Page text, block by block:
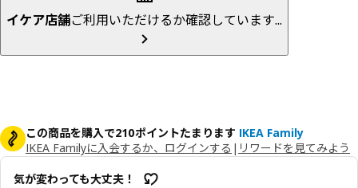
イケア店舗ご利用いただけるか確認しています...
この商品を購入で210ポイントたまります IKEA Family
IKEA Familyに入会するか、ログインする | リワードを見てみよう
気が変わっても大丈夫！